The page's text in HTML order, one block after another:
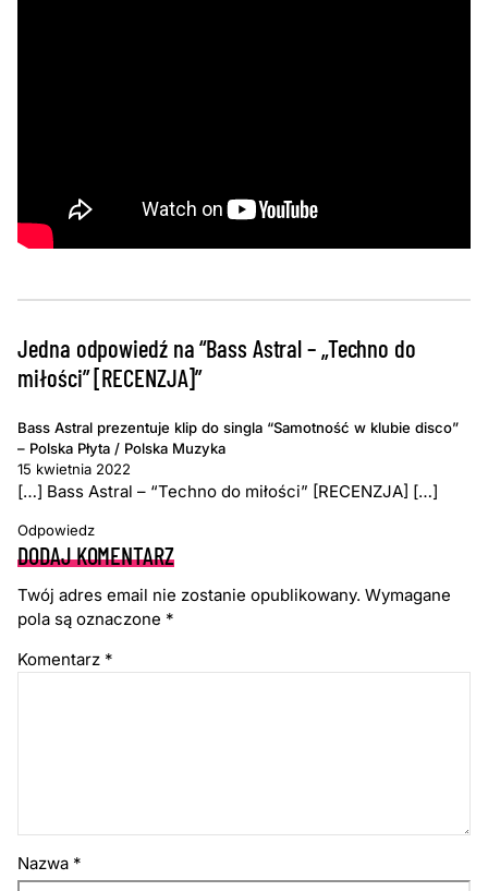
Jedna odpowiedź na “Bass Astral – „Techno do
miłości” [RECENZJA]”
Bass Astral prezentuje klip do singla “Samotność w klubie disco”
– Polska Płyta / Polska Muzyka
15 kwietnia 2022
[…] Bass Astral – “Techno do miłości” [RECENZJA] […]
Odpowiedz
DODAJ KOMENTARZ
Twój adres email nie zostanie opublikowany. Wymagane
pola są oznaczone *
Komentarz *
Nazwa *